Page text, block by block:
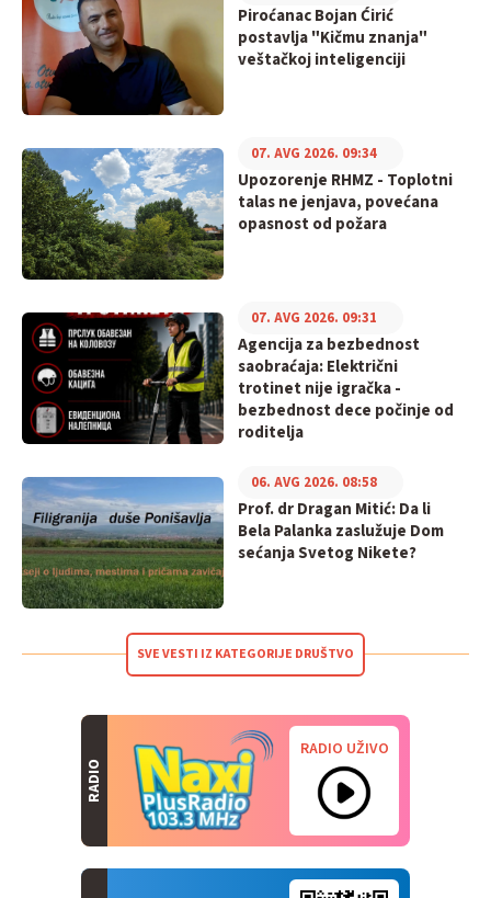
Piroćanac Bojan Ćirić
postavlja "Kičmu znanja"
veštačkoj inteligenciji
Upozorenje RHMZ - Toplotni
talas ne jenjava, povećana
opasnost od požara
07. AVG 2026. 09:34
Agencija za bezbednost
saobraćaja: Električni
trotinet nije igračka -
bezbednost dece počinje od
roditelja
07. AVG 2026. 09:31
Prof. dr Dragan Mitić: Da li
Bela Palanka zaslužuje Dom
sećanja Svetog Nikete?
06. AVG 2026. 08:58
SVE VESTI IZ KATEGORIJE DRUŠTVO
RADIO
RADIO UŽIVO